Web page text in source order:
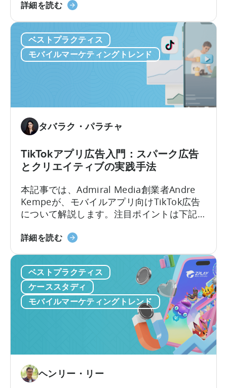
Python
を
モ
ー
テ
ィ
ン
グ
に
活
用
す
る
方
法：
Python
を
モ
マ
ケ
では、彼女のチームがTenjinダッシュボード
ケールさせているのか、その舞台裏を語っ
てくれます。このインタビューでは、以下
のことを学ぶことができます。1. PSVが追
詳細を読む100
え
る
モ
ー
の
ス
ケ
ー
に
い
ゲ
ー
ム
ス
は
ど
の
ベストプラクティス
モバイルマーケティングトレンド
タバラク・パラチャ
TikTokアプリ広告入門：スパーク広告
とクリエイティブの実践手法
本記事では、Admiral Media創業者Andre
Kempeが、モバイルアプリ向けTikTok広告
について解説します。注目ポイントは下記
でどんな共通課題に直面するか？ TikTokキ
Meta（Facebook/Instagram）とどう異な
るか？ Spark Adsの本質とその重要性は？
実例付きTikTokクリエイティブのベストプ
ラクティスは？
詳細を読むモ
ル
ア
プ
リ
告
ベストプラクティス
ケーススタディ
モバイルマーケティングトレンド
ヘンリー・リー